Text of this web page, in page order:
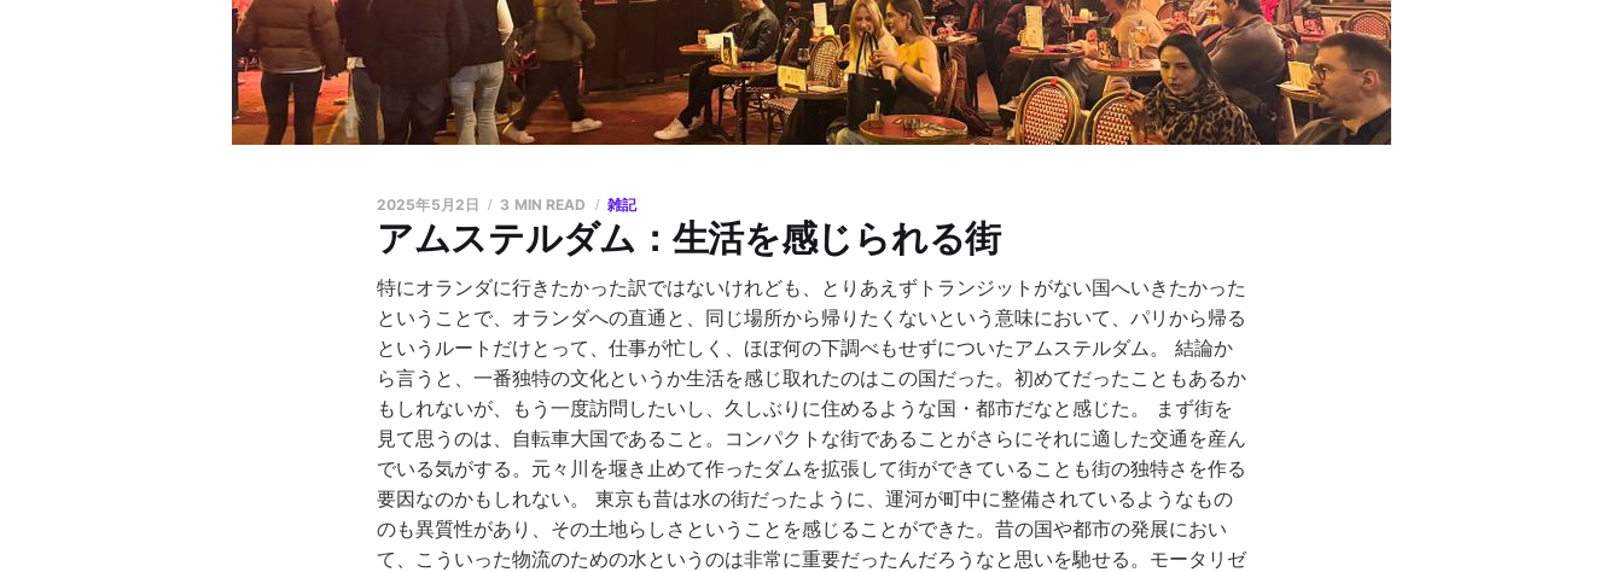
アムステルダム：生活を感じられる街
2025年5月2日 3 MIN READ 雑記
特にオランダに行きたかった訳ではないけれども、とりあえずトランジットがない国へいきたかった
ということで、オランダへの直通と、同じ場所から帰りたくないという意味において、パリから帰る
というルートだけとって、仕事が忙しく、ほぼ何の下調べもせずについたアムステルダム。 結論か
ら言うと、一番独特の文化というか生活を感じ取れたのはこの国だった。初めてだったこともあるか
もしれないが、もう一度訪問したいし、久しぶりに住めるような国・都市だなと感じた。 まず街を
見て思うのは、自転車大国であること。コンパクトな街であることがさらにそれに適した交通を産ん
でいる気がする。元々川を堰き止めて作ったダムを拡張して街ができていることも街の独特さを作る
要因なのかもしれない。 東京も昔は水の街だったように、運河が町中に整備されているようなもの
のも異質性があり、その土地らしさということを感じることができた。昔の国や都市の発展におい
て、こういった物流のための水というのは非常に重要だったんだろうなと思いを馳せる。モータリゼ